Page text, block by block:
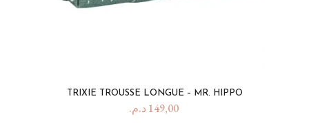
TRIXIE TROUSSE LONGUE – MR. HIPPO
149,00 د.م.